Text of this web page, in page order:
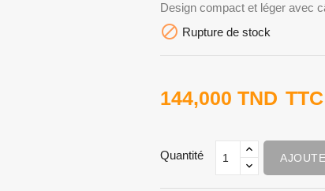
Design compact et léger avec
 Rupture de stock
144,000 TND TTC
Quantité